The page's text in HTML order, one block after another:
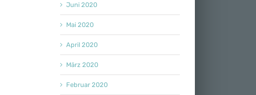
Juni 2020
Mai 2020
April 2020
März 2020
Februar 2020